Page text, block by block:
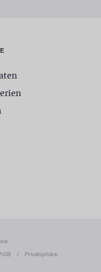
/ Privatsphäre